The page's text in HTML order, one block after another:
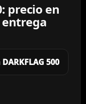
precio en
entrega
500